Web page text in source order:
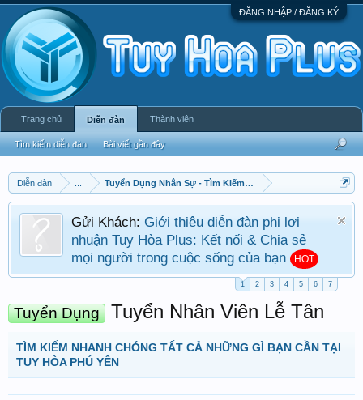
ĐĂNG NHẬP / ĐĂNG KÝ
Diễn đàn Tuyển Dụng Nhân Sự - Tìm Kiếm Việc Làm
Gửi Khách: Giới thiệu diễn đàn phi lợi
nhuận Tuy Hòa Plus: Kết nối & Chia sẻ
mọi người trong cuộc sống của bạn
HOT
1 2 3 4 5 6 7
Tuyển Dụng Tuyển Nhân Viên Lễ Tân
TÌM KIẾM NHANH CHÓNG TẤT CẢ NHỮNG GÌ BẠN CẦN TẠI
TUY HÒA PHÚ YÊN
Trang chủ Diễn đàn
Tìm kiếm diễn đàn Bài viết gần đây
Thành viên